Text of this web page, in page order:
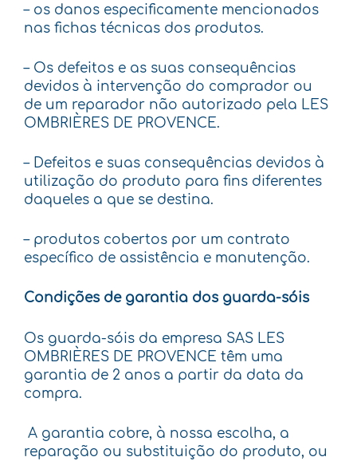
– os danos especificamente mencionados
nas fichas técnicas dos produtos.
– Os defeitos e as suas consequências
devidos à intervenção do comprador ou
de um reparador não autorizado pela LES
OMBRIÈRES DE PROVENCE.
– Defeitos e suas consequências devidos à
utilização do produto para fins diferentes
daqueles a que se destina.
– produtos cobertos por um contrato
específico de assistência e manutenção.
Condições de garantia dos guarda-sóis
Os guarda-sóis da empresa SAS LES
OMBRIÈRES DE PROVENCE têm uma
garantia de 2 anos a partir da data da
compra.
A garantia cobre, à nossa escolha, a
reparação ou substituição do produto, ou